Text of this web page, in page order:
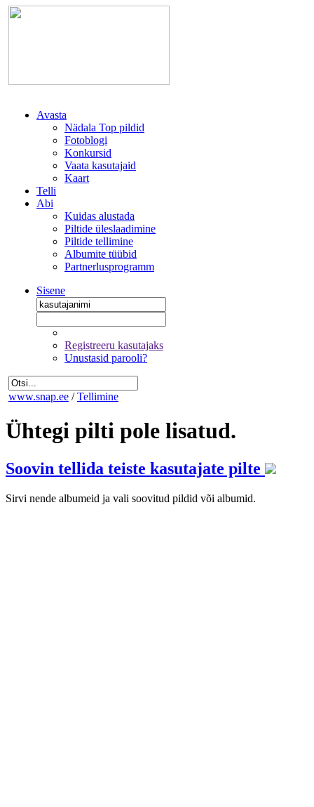
Avasta
Nädala Top pildid
Fotoblogi
Konkursid
Vaata kasutajaid
Kaart
Telli
Abi
Kuidas alustada
Piltide üleslaadimine
Piltide tellimine
Albumite tüübid
Partnerlusprogramm
Sisene
Registreeru kasutajaks
Unustasid parooli?
www.snap.ee / Tellimine
Ühtegi pilti pole lisatud.
Soovin tellida teiste kasutajate pilte
Sirvi nende albumeid ja vali soovitud pildid või albumid.